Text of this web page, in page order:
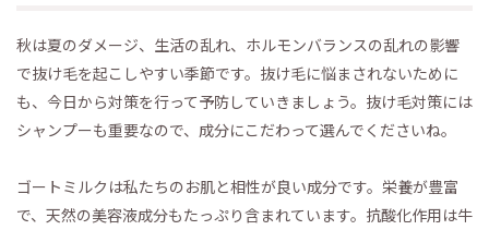
秋は夏のダメージ、生活の乱れ、ホルモンバランスの乱れの影響
で抜け毛を起こしやすい季節です。抜け毛に悩まされないために
も、今日から対策を行って予防していきましょう。抜け毛対策には
シャンプーも重要なので、成分にこだわって選んでくださいね。
ゴートミルクは私たちのお肌と相性が良い成分です。栄養が豊富
で、天然の美容液成分もたっぷり含まれています。抗酸化作用は牛